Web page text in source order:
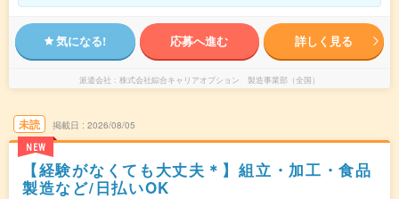
気になる! 応募へ進む 詳しく見る
派遣会社 株式会社綜合キャリアオプション 製造事業部（全国）
未読
NEW
掲載日 2026/08/05
【経験がなくても大丈夫＊】組立・加工・食品
製造など/日払いOK